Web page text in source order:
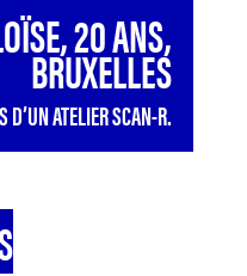
20 ANS,
BRUXELLES
D’UN ATELIER SCAN-R.